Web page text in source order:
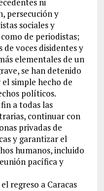
ni
persecución y
sociales y
de periodistas;
voces disidentes y
elementales de un
se han detenido
simple hecho de
políticos.
a todas las
continuar con
privadas de
y garantizar el
humanos, incluido
pacífica y
regreso a Caracas